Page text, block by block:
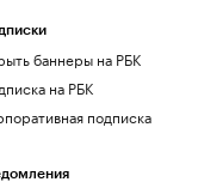
баннеры на РБК
на РБК
подписка